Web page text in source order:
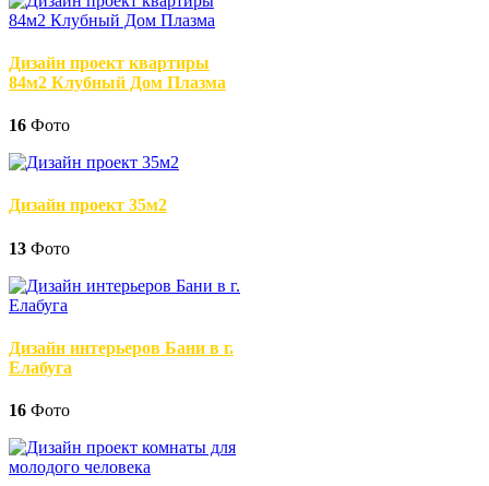
Дизайн проект квартиры
84м2 Клубный Дом Плазма
16 Фото
Дизайн проект 35м2
13 Фото
Дизайн интерьеров Бани в г.
Елабуга
16 Фото